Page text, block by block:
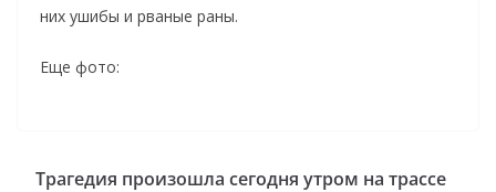
них ушибы и рваные раны.
Еще фото:
Трагедия произошла сегодня утром на трассе